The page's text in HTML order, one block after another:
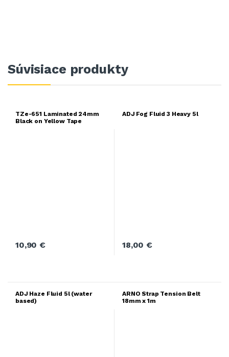
Súvisiace produkty
TZe-651 Laminated 24mm
Black on Yellow Tape
10,90€
ADJ Fog Fluid 3 Heavy 5l
18,00€
ADJ Haze Fluid 5l (water
based)
ARNO Strap Tension Belt
18mm x 1m